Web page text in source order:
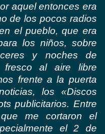
aquel entonces era
de los pocos radios
el pueblo, que era
los niños, sobre
y noches de
fresco al aire libre
frente a la puerta
los «Discos
publicitarios. Entre
me cortaron el
el 2 de